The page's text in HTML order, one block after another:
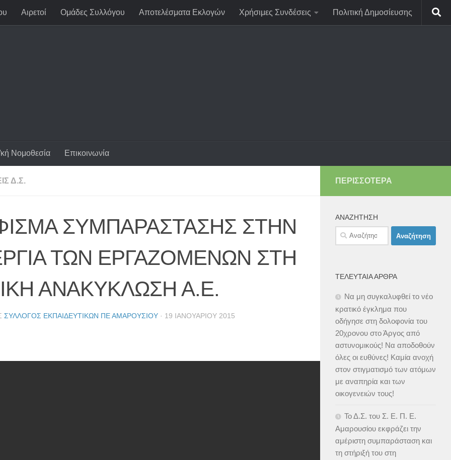
Αιρετοί Ομάδες Συλλόγου Αποτελέσματα Εκλογών Χρήσιμες Συνδέσεις Πολιτική Δημοσίευσης
Νομοθεσία Επικοινωνία
Δ.Σ.
ΣΥΜΠΑΡΑΣΤΑΣΗΣ ΣΤΗΝ
ΤΩΝ ΕΡΓΑΖΟΜΕΝΩΝ ΣΤΗ
ΑΝΑΚΥΚΛΩΣΗ Α.Ε.
ΣΎΛΛΟΓΟΣ ΕΚΠΑΙΔΕΥΤΙΚΏΝ ΠΕ ΑΜΑΡΟΥΣΊΟΥ · 19 ΙΑΝΟΥΑΡΊΟΥ 2015
ΠΕΡΙΣΣΌΤΕΡΑ
ΑΝΑΖΉΤΗΣΗ
Αναζήτηση
για:
ΤΕΛΕΥΤΑΊΑ ΆΡΘΡΑ
Να μη συγκαλυφθεί το νέο
κρατικό έγκλημα που
οδήγησε στη δολοφονία του
20χρονου στο Άργος από
αστυνομικούς! Να αποδοθούν
όλες οι ευθύνες! Καμία ανοχή
στον στιγματισμό των ατόμων
με αναπηρία και των
οικογενειών τους!
Το Δ.Σ. του Σ. Ε. Π. Ε.
Αμαρουσίου εκφράζει την
αμέριστη συμπαράσταση και
τη στήριξή του στη